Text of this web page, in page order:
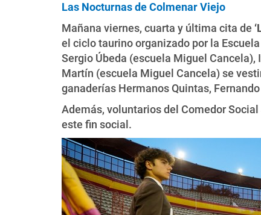
Las Nocturnas de Colmenar Viejo
Mañana viernes, cuarta y última cita de
el ciclo taurino organizado por la
Sergio Úbeda (escuela Miguel
Martín (escuela Miguel Cancela) se
ganaderías Hermanos Quintas,
Además, voluntarios del Comedor
este fin social.